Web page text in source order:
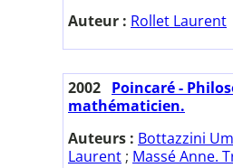
Auteur : Rollet Laurent
2002 Poincaré -
mathématicien.
Auteurs : Bottazzini
Laurent ; Massé Anne.